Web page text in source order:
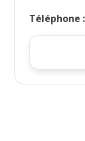
Téléphone :